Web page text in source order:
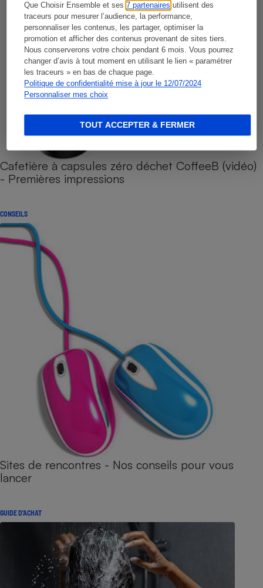
Que Choisir Ensemble et ses7 partenaires utilisent des
traceurs pour mesurer l’audience, la performance,
personnaliser les contenus, les partager, optimiser la
promotion et afficher des contenus provenant de sites tiers.
Nous conserverons votre choix pendant 6 mois. Vous pourrez
changer d’avis à tout moment en utilisant le lien « paramétrer
les traceurs » en bas de chaque page.
Politique de confidentialité mise à jour le 12/07/2024
Personnaliser mes choix
TOUT ACCEPTER & FERMER
Cafetière à capsules zéro déchet CoffeeB (vidéo)
- Premières impressions
CONSEILS
Sites de rencontres - Nos conseils pour vous
lancer
GUIDE D'ACHAT